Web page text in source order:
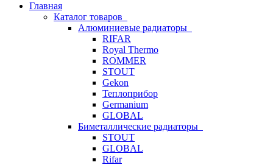
Главная
Каталог товаров
Алюминиевые радиаторы
RIFAR
Royal Thermo
ROMMER
STOUT
Gekon
Теплоприбор
Germanium
GLOBAL
Биметаллические радиаторы
STOUT
GLOBAL
Rifar